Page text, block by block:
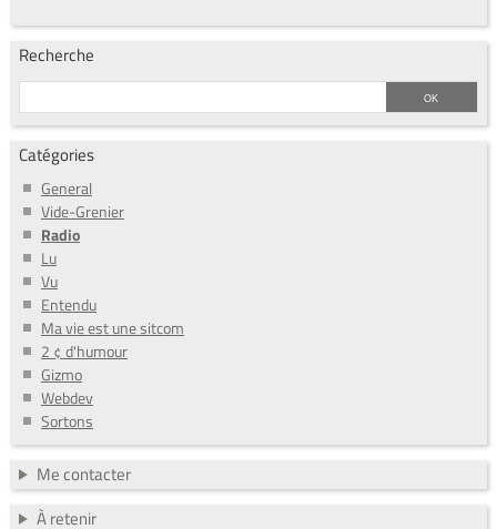
Recherche
Catégories
General
Vide-Grenier
Radio
Lu
Vu
Entendu
Ma vie est une sitcom
2 ¢ d'humour
Gizmo
Webdev
Sortons
Me contacter
À retenir